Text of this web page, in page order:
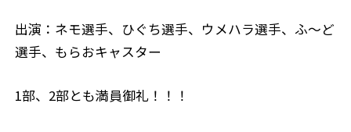
出演：ネモ選手、ひぐち選手、ウメハラ選手、ふ〜ど
選手、もらおキャスター
1部、2部とも満員御礼！！！